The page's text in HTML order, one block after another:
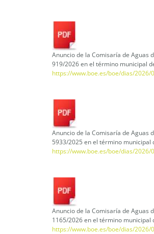
Anuncio de la Comisaría de Aguas
919/2026 en el término municipal
https://www.boe.es/boe/dias/2026/
Anuncio de la Comisaría de Aguas
5933/2025 en el término municipal
https://www.boe.es/boe/dias/2026/
Anuncio de la Comisaría de Aguas
1165/2026 en el término municipal
https://www.boe.es/boe/dias/2026/